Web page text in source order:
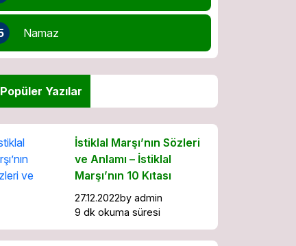
Namaz
Popüler Yazılar
İstiklal Marşı’nın Sözleri
ve Anlamı – İstiklal
Marşı’nın 10 Kıtası
27.12.2022by admin
9 dk okuma süresi